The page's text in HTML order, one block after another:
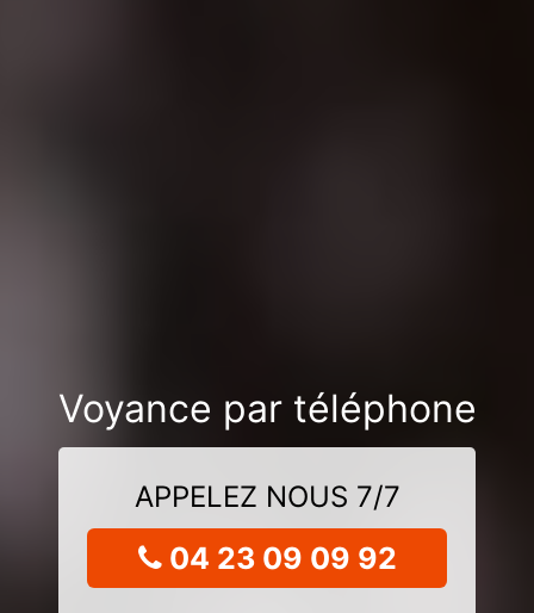
Voyance par téléphone
APPELEZ NOUS 7/7
04 23 09 09 92